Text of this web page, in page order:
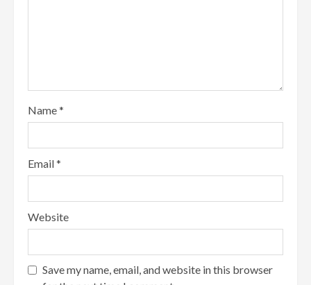
Name*
Email*
Website
Save my name, email, and website in this browser